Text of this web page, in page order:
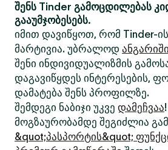
შენს Tinder გამოცდილებას
გააუმჯობესებს.
იმით დავიწყოთ, რომ Tinder-ის
მარტივია. უბრალოდ ანგარიში
შენი ინდივიდუალიზმის
დაგავიწყდეს ინტერესების,
დამატება შენს პროფილზე.
შემდეგი ნაბიჯი უკვე დამეჩვაა!
მოგზაურობამდე შეგიძლია
&quot;პასპორტის&quot;